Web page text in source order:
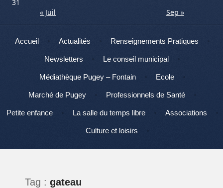
31
« Juil
Sep »
Menu
Aller au contenu
Accueil Actualités Renseignements Pratiques
Newsletters Le conseil municipal
Médiathèque Pugey – Fontain Ecole
Marché de Pugey Professionnels de Santé
Petite enfance La salle du temps libre Associations
Culture et loisirs
Tag : gateau